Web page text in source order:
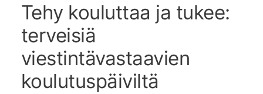
Tehy kouluttaa ja tukee:
terveisiä
viestintävastaavien
koulutuspäiviltä